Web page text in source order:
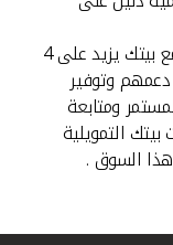
وأفاد الخالد أن «عدد الموردين المتعاملين مع بيتك يزيد على 4
وتوفير
ومتابعة
التمويلية
السوق .